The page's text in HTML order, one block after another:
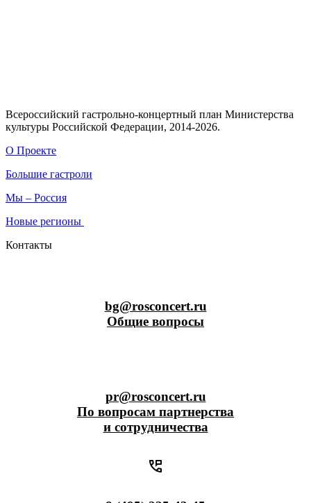
Всероссийский гастрольно-концертный план Министерства
культуры Российской Федерации, 2014-2026.
О Проекте
Большие гастроли
Мы – Россия
Новые регионы
Контакты
bg@rosconcert.ru
Общие вопросы
pr@rosconcert.ru
По вопросам партнерства
и сотрудничества